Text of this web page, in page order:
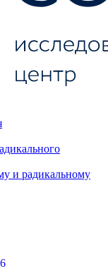
и радикальному